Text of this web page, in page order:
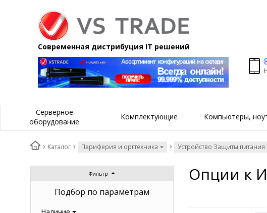
Современная дистрибуция IT решений
Серверное
оборудование
Комплектующие Компьютеры,
Каталог Периферия и оргтехника Устройство Защиты питания
Фильтр
Подбор по параметрам
Опции к